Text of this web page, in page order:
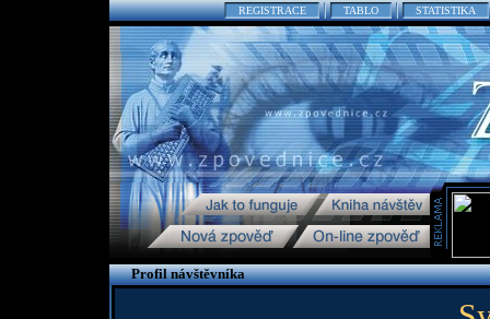
REGISTRACE TABLO STATISTIKA
Profil návštěvníka